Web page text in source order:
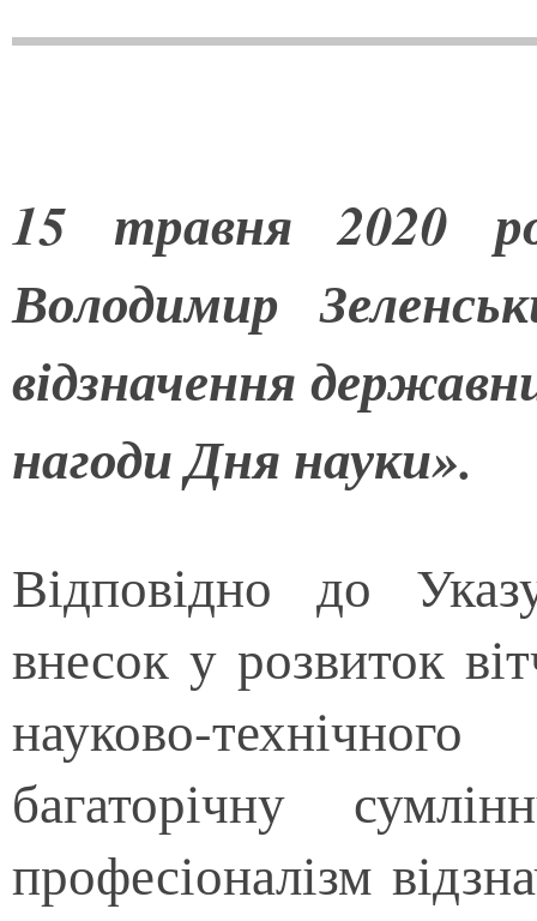
15 травня 2020
Володимир
відзначення
нагоди Дня науки».
Відповідно до
внесок у розвиток
науково-
багаторічну
професіоналізм